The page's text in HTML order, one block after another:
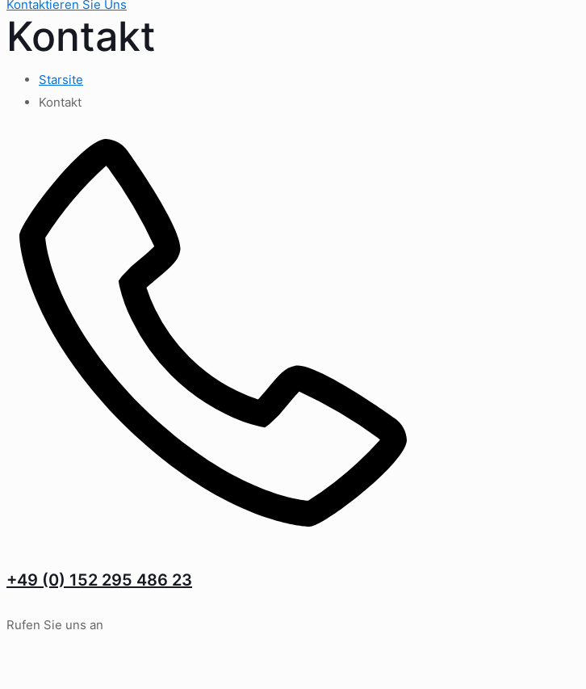
Kontaktieren Sie Uns
Kontakt
Starsite
Kontakt
+49 (0) 152 295 486 23
Rufen Sie uns an